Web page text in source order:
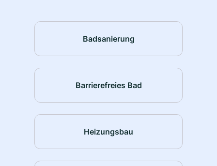
Badsanierung
Barrierefreies Bad
Heizungsbau